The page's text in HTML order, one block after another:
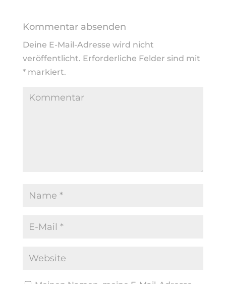
Kommentar absenden
Deine E-Mail-Adresse wird nicht
veröffentlicht. Erforderliche Felder sind mit
*markiert.